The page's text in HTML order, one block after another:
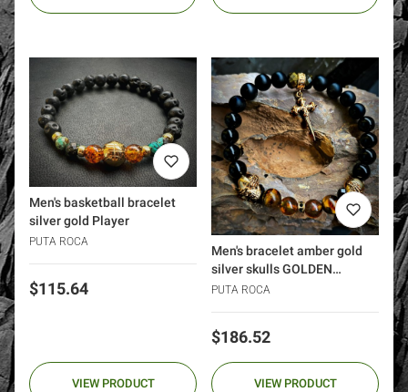
Men's basketball bracelet
silver gold Player
PUTA ROCA
Price
$115.64
VIEW PRODUCT
Men's bracelet amber gold
silver skulls GOLDEN
WARRIOR dagger
PUTA ROCA
Price
$186.52
VIEW PRODUCT